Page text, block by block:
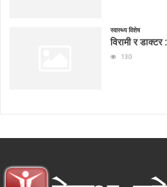
स्वास्थ्य विशेष
विरामी र
130